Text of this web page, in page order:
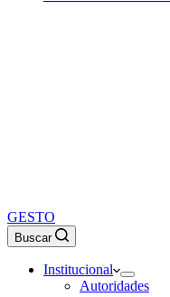
GESTO
Buscar
Institucional
Autoridades